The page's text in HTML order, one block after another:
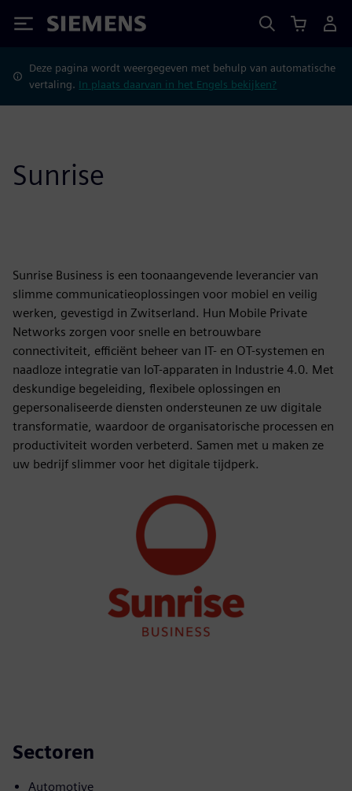
Siemens
Deze pagina wordt weergegeven met behulp van automatische
vertaling. In plaats daarvan in het Engels bekijken?
Sunrise
Sunrise Business is een toonaangevende leverancier van
slimme communicatieoplossingen voor mobiel en veilig
werken, gevestigd in Zwitserland. Hun Mobile Private
Networks zorgen voor snelle en betrouwbare
connectiviteit, efficiënt beheer van IT- en OT-systemen en
naadloze integratie van IoT-apparaten in Industrie 4.0. Met
deskundige begeleiding, flexibele oplossingen en
gepersonaliseerde diensten ondersteunen ze uw digitale
transformatie, waardoor de organisatorische processen en
productiviteit worden verbeterd. Samen met u maken ze
uw bedrijf slimmer voor het digitale tijdperk.
Sectoren
Automotive